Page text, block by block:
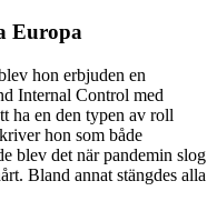
Europa
hon erbjuden en
Internal Control med
ha en den typen av roll
hon som både
blev det när pandemin slog
Bland annat stängdes alla